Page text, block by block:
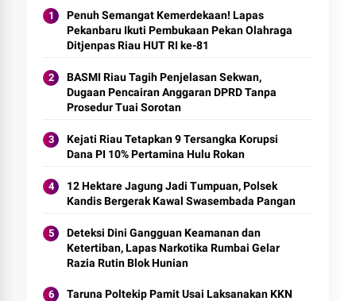
Penuh Semangat Kemerdekaan! Lapas
Pekanbaru Ikuti Pembukaan Pekan Olahraga
Ditjenpas Riau HUT RI ke-81
BASMI Riau Tagih Penjelasan Sekwan,
Dugaan Pencairan Anggaran DPRD Tanpa
Prosedur Tuai Sorotan
Kejati Riau Tetapkan 9 Tersangka Korupsi
Dana PI 10% Pertamina Hulu Rokan
12 Hektare Jagung Jadi Tumpuan, Polsek
Kandis Bergerak Kawal Swasembada Pangan
Deteksi Dini Gangguan Keamanan dan
Ketertiban, Lapas Narkotika Rumbai Gelar
Razia Rutin Blok Hunian
Taruna Poltekip Pamit Usai Laksanakan KKN